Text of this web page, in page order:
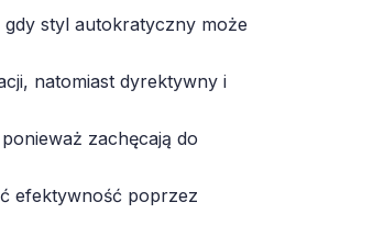
styl autokratyczny może
natomiast dyrektywny i
zachęcają do
efektywność poprzez